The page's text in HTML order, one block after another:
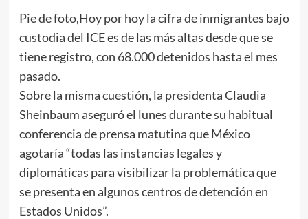
Pie de foto,Hoy por hoy la cifra de inmigrantes bajo
custodia del ICE es de las más altas desde que se
tiene registro, con 68.000 detenidos hasta el mes
pasado.
Sobre la misma cuestión, la presidenta Claudia
Sheinbaum aseguró el lunes durante su habitual
conferencia de prensa matutina que México
agotaría “todas las instancias legales y
diplomáticas para visibilizar la problemática que
se presenta en algunos centros de detención en
Estados Unidos”.